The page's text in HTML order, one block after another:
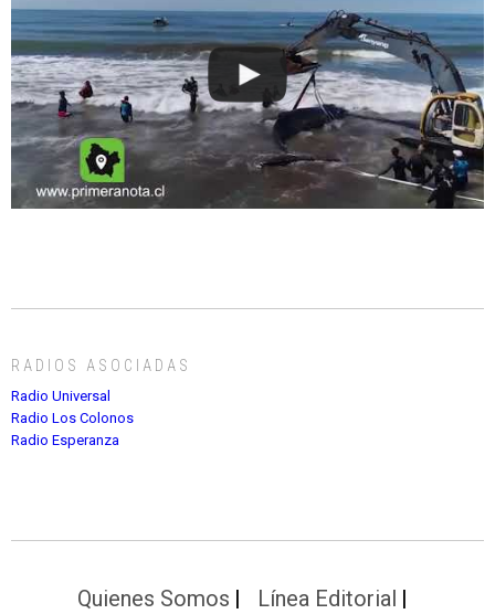
RADIOS ASOCIADAS
Radio Universal
Radio Los Colonos
Radio Esperanza
Quienes Somos
Línea Editorial